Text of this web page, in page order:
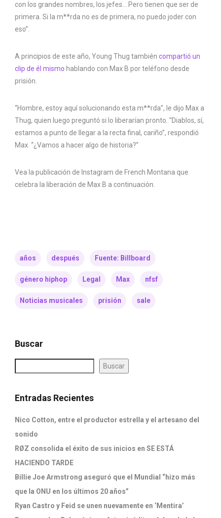
con los grandes nombres, los jefes… Pero tienen que ser de
primera. Si la m**rda no es de primera, no puedo joder con
eso”.
A principios de este año, Young Thug también compartió un
clip de él mismo hablando con Max B por teléfono desde
prisión.
“Hombre, estoy aquí solucionando esta m**rda”, le dijo Max a
Thug, quien luego preguntó si lo liberarían pronto. “Diablos, sí,
estamos a punto de llegar a la recta final, cariño”, respondió
Max. “¿Vamos a hacer algo de historia?”
Vea la publicación de Instagram de French Montana que
celebra la liberación de Max B a continuación.
años después Fuente: Billboard
género hiphop Legal Max nfsf
Noticias musicales prisión sale
Buscar
Buscar
Entradas Recientes
Nico Cotton, entre el productor estrella y el artesano del
sonido
RØZ consolida el éxito de sus inicios en SE ESTÁ
HACIENDO TARDE
Billie Joe Armstrong aseguró que el Mundial “hizo más
que la ONU en los últimos 20 años”
Ryan Castro y Feid se unen nuevamente en ‘Mentira’